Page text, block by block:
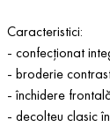
Caracteristici:
- confecționat
- broderie
- închidere
- decolteu clasic